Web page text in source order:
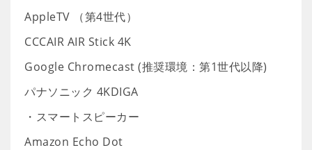
AppleTV （第4世代）
CCCAIR AIR Stick 4K
Google Chromecast (推奨環境：第1世代以降)
パナソニック 4KDIGA
・スマートスピーカー
Amazon Echo Dot